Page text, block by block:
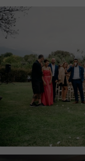
Enregistrer les